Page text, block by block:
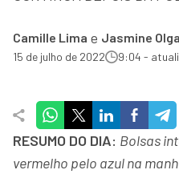
Camille Lima e Jasmine Olga
15 de julho de 2022 9:04 -
RESUMO DO DIA: Bolsas
vermelho pelo azul na